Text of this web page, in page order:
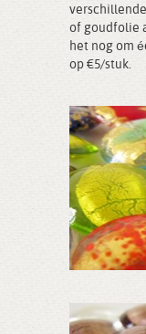
of goudfolie
het nog om
op €5/stuk.